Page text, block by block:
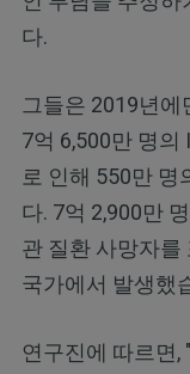
다.
그들은 2019년에
7억 6,500만 명의
로 인해 550만 명
다. 7억 2,900만
관 질환 사망자를
국가에서 발생했
연구진에 따르면,